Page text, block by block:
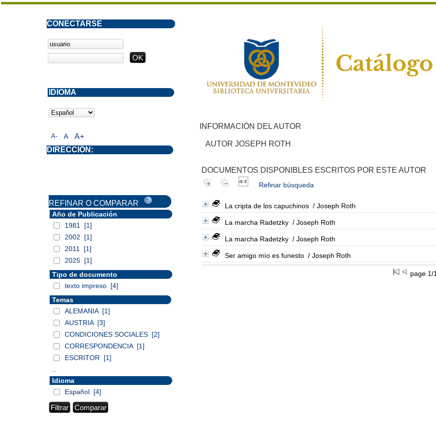
INFORMACIÓN DEL AUTOR
AUTOR JOSEPH ROTH
DOCUMENTOS DISPONIBLES ESCRITOS POR ESTE AUTOR
Refinar búsqueda
La cripta de los capuchinos / Joseph Roth
La marcha Radetzky / Joseph Roth
La marcha Radetzky / Joseph Roth
Ser amigo mío es funesto / Joseph Roth
page
A- A A+
CONECTARSE
DIRECCIÓN:
IDIOMA
REFINAR O COMPARAR
Año de Publicación
1981
[1]
2002
[1]
2011
[1]
2025 [1]
Tipo de documento
texto impreso [4]
Temas
ALEMANIA [1]
AUSTRIA [3]
CONDICIONES SOCIALES [2]
CORRESPONDENCIA [1]
ESCRITOR
[1]
Idioma
Español [4]